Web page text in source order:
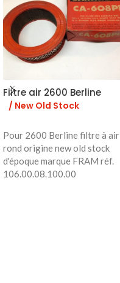
Filtre air 2600 Berline
/ New Old Stock
Pour 2600 Berline filtre à air
rond origine new old stock
d'époque marque FRAM réf.
106.00.08.100.00